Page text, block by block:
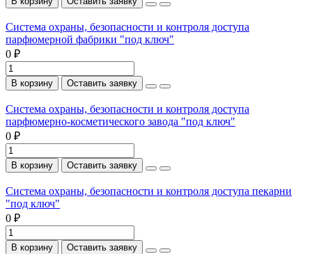
Система охраны, безопасности и контроля доступа
парфюмерной фабрики "под ключ"
0 ₽
В корзину Оставить заявку
Система охраны, безопасности и контроля доступа
парфюмерно-косметического завода "под ключ"
0 ₽
В корзину Оставить заявку
Система охраны, безопасности и контроля доступа пекарни
"под ключ"
0 ₽
В корзину Оставить заявку